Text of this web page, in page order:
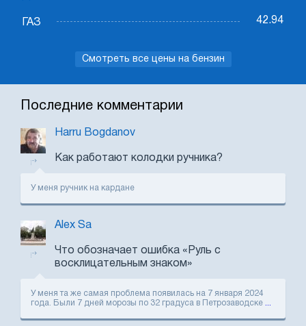
ГАЗ 42.94
Смотреть все цены на бензин
Последние комментарии
Harru Bogdanov
Как работают колодки ручника?
У меня ручник на кардане
Alex Sa
Что обозначает ошибка «Руль с
восклицательным знаком»
У меня та же самая проблема появилась на 7 января 2024
года. Были 7 дней морозы по 32 градуса в Петрозаводске